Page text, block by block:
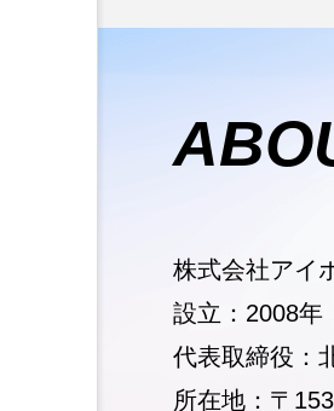
株式会社アイ
設立：2008年
代表取締役：
所在地：〒